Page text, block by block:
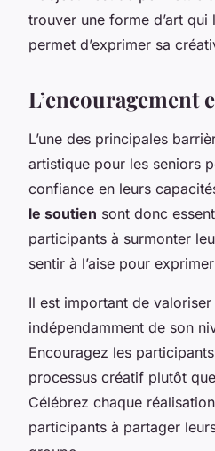
trouver une forme d’art
permet d’exprimer sa
L’encouragement
L’une des principales
artistique pour les seniors
confiance en leurs
le soutien sont donc
participants à surmonter
sentir à l’aise pour
Il est important de
indépendamment de son
Encouragez les
processus créatif plutôt
Célébrez chaque
participants à partager